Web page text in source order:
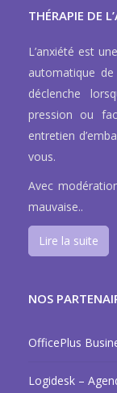
THÉRAPIE DE
L’anxiété est
automatique
déclenche
pression ou
entretien
vous.
Avec
mauvaise..
Lire la suite
NOS
OfficePlus
Logidesk –